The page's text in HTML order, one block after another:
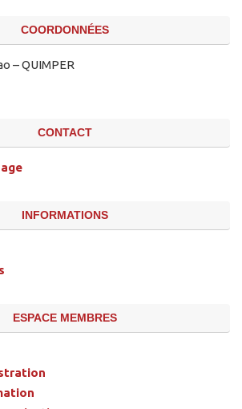
COORDONNÉES
– QUIMPER
CONTACT
INFORMATIONS
ESPACE MEMBRES